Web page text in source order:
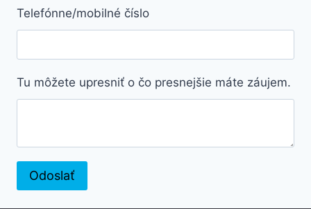
Telefónne/mobilné číslo
Tu môžete upresniť o čo presnejšie máte záujem.
Odoslať